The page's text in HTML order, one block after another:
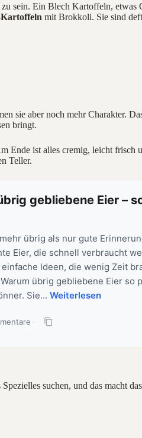
sein. Ein Blech Kartoffeln, etwas
mit Brokkoli. Sie sind
sie aber noch mehr Charakter.
bringt.
Ende ist alles cremig, leicht frisch
Teller.
gebliebene Eier –
übrig als nur gute
Eier, die schnell verbraucht
Ideen, die wenig Zeit
übrig gebliebene Eier so
Sie... Weiterlesen
·
suchen, und das macht